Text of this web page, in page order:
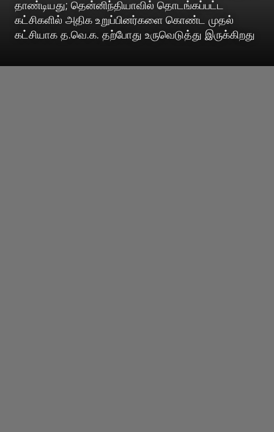
தாண்டியது; தென்னிந்தியாவில் தொடங்கப்பட்ட
கட்சிகளில் அதிக உறுப்பினர்களை கொண்ட முதல்
கட்சியாக த.வெ.க. தற்போது உருவெடுத்து இருக்கிறது